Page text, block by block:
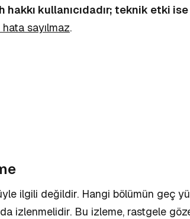
hakkı kullanıcıdadır; teknik etki
sayılmaz.
ilgili değildir. Hangi bölümün geç
da izlenmelidir. Bu izleme, rastgele